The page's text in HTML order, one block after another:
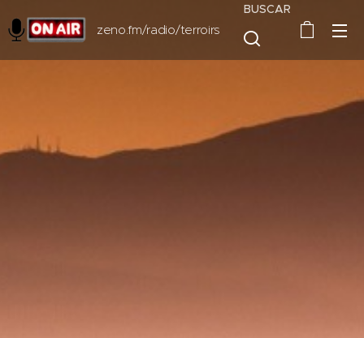
zeno.fm/radio/terroirs
BUSCAR